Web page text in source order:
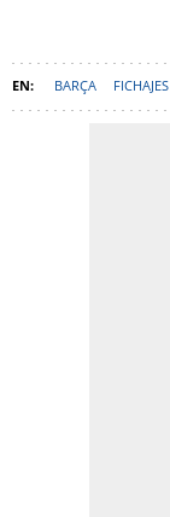
BARÇA